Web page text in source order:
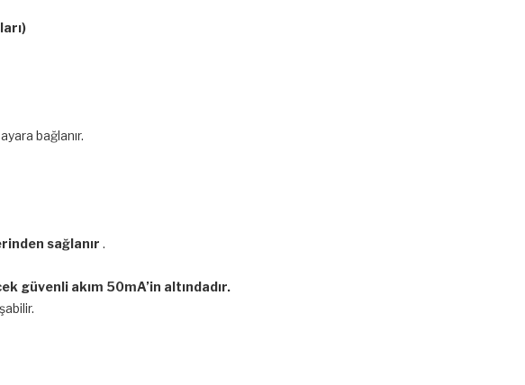
bağlanır.
sağlanır .
güvenli akım 50mA’in altındadır.